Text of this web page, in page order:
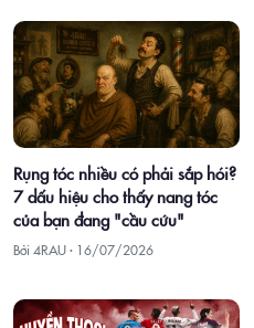
Rụng tóc nhiều có phải sắp hói?
7 dấu hiệu cho thấy nang tóc
của bạn đang "cầu cứu"
Bởi 4RAU · 16/07/2026